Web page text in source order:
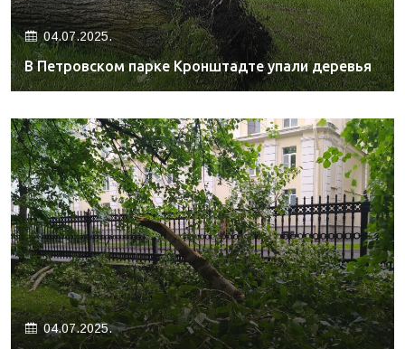
04.07.2025.
В Петровском парке Кронштадте упали деревья
04.07.2025.